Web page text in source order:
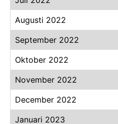
Augusti 2022
September 2022
Oktober 2022
November 2022
December 2022
Januari 2023